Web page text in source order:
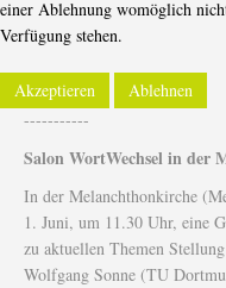
-----------
Salon WortWechsel in der
In der Melanchthonkirche
1. Juni, um 11.30 Uhr, eine
zu aktuellen Themen
Wolfgang Sonne (TU
einer Ablehnung womöglich
Verfügung stehen.
Akzeptieren Ablehnen